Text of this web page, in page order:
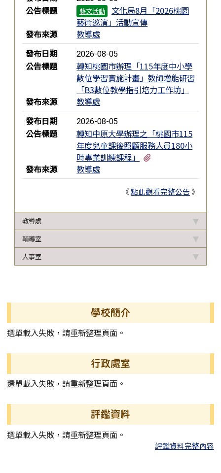
公告標題 藝文活動
文化局8月「2026桃園
藝術巡演」活動宣傳
發布來源
教導處
發布日期
2026-08-05
公告標題
轉知桃園市辦理「115年度中小學
數位學習實施計畫」教師增能研習
「B3數位教學指引培力工作坊」
發布來源
教導處
發布日期
2026-08-05
公告標題
轉知中原大學辦理之「桃園市115
年度兒童課後照顧服務人員180小
時專業訓練課程」
發布來源
教導處
《點此觀看完整公告》
教導處
輔導室
人事室
學校簡介
選單載入失敗，請重新整理頁面。
行政處室
選單載入失敗，請重新整理頁面。
評鑑資料
選單載入失敗，請重新整理頁面。
評鑑資料完整內容